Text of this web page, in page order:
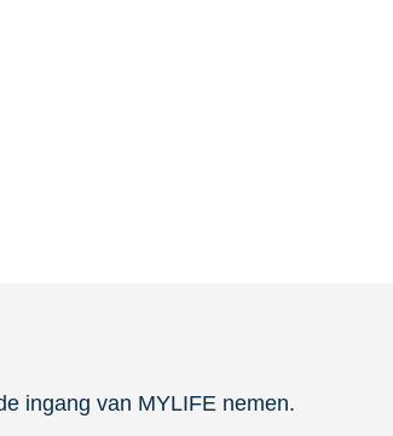
ingang van MYLIFE nemen.